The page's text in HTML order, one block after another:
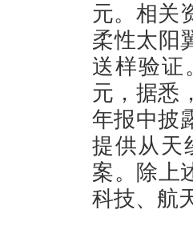
元。相关
柔性太阳
送样验证
元，据悉
年报中披
提供从天
案。除上
科技、航